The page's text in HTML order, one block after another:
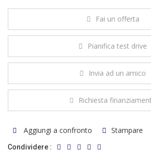
Fai un offerta
Pianifica test drive
Invia ad un amico
Richiesta
Aggiungi a confronto Stampare
Condividere :